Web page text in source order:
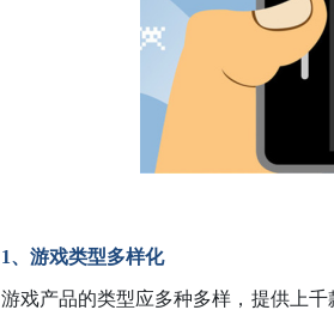
1、游戏类型多样化
游戏产品的类型应多种多样，提供上